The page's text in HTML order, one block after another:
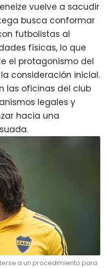
vuelve a sacudir
busca conformar
futbolistas al
físicas, lo que
el protagonismo del
consideración inicial.
las oficinas del club
legales y
hacia una
a un procedimiento para